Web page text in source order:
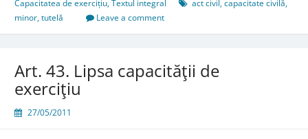
restrânsă
Capacitatea de exercițiu,Textul integral act civil,capacitate civilă,
minor,tutelă Leave a comment
Art. 43. Lipsa capacităţii de
exerciţiu
27/05/2011